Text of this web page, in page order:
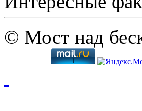
© Мост над